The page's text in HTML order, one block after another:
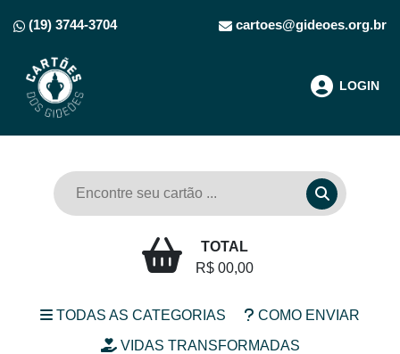
(19) 3744-3704 cartoes@gideoes.org.br
LOGIN
TOTAL
R$ 00,00
TODAS AS CATEGORIAS
COMO ENVIAR
VIDAS TRANSFORMADAS